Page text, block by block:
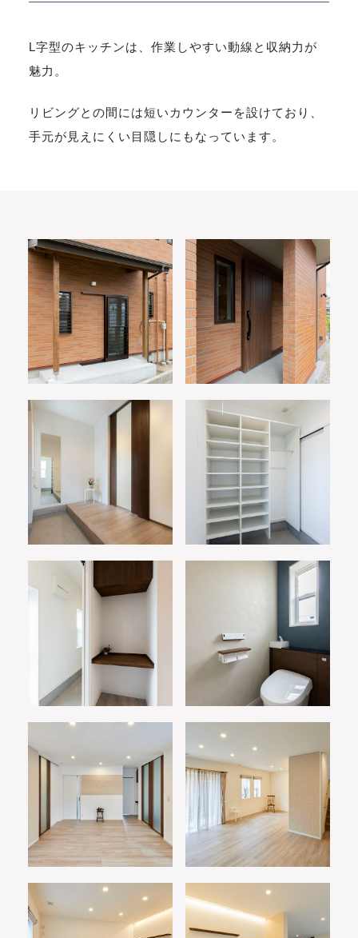
L字型のキッチンは、作業しやすい動線と収納力が
魅力。
リビングとの間には短いカウンターを設けており、
手元が見えにくい目隠しにもなっています。